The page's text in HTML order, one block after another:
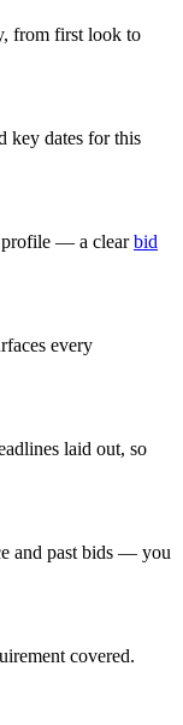
from first look to
key dates for this
profile — a clear bid
every
laid out, so
and past bids — you
covered.